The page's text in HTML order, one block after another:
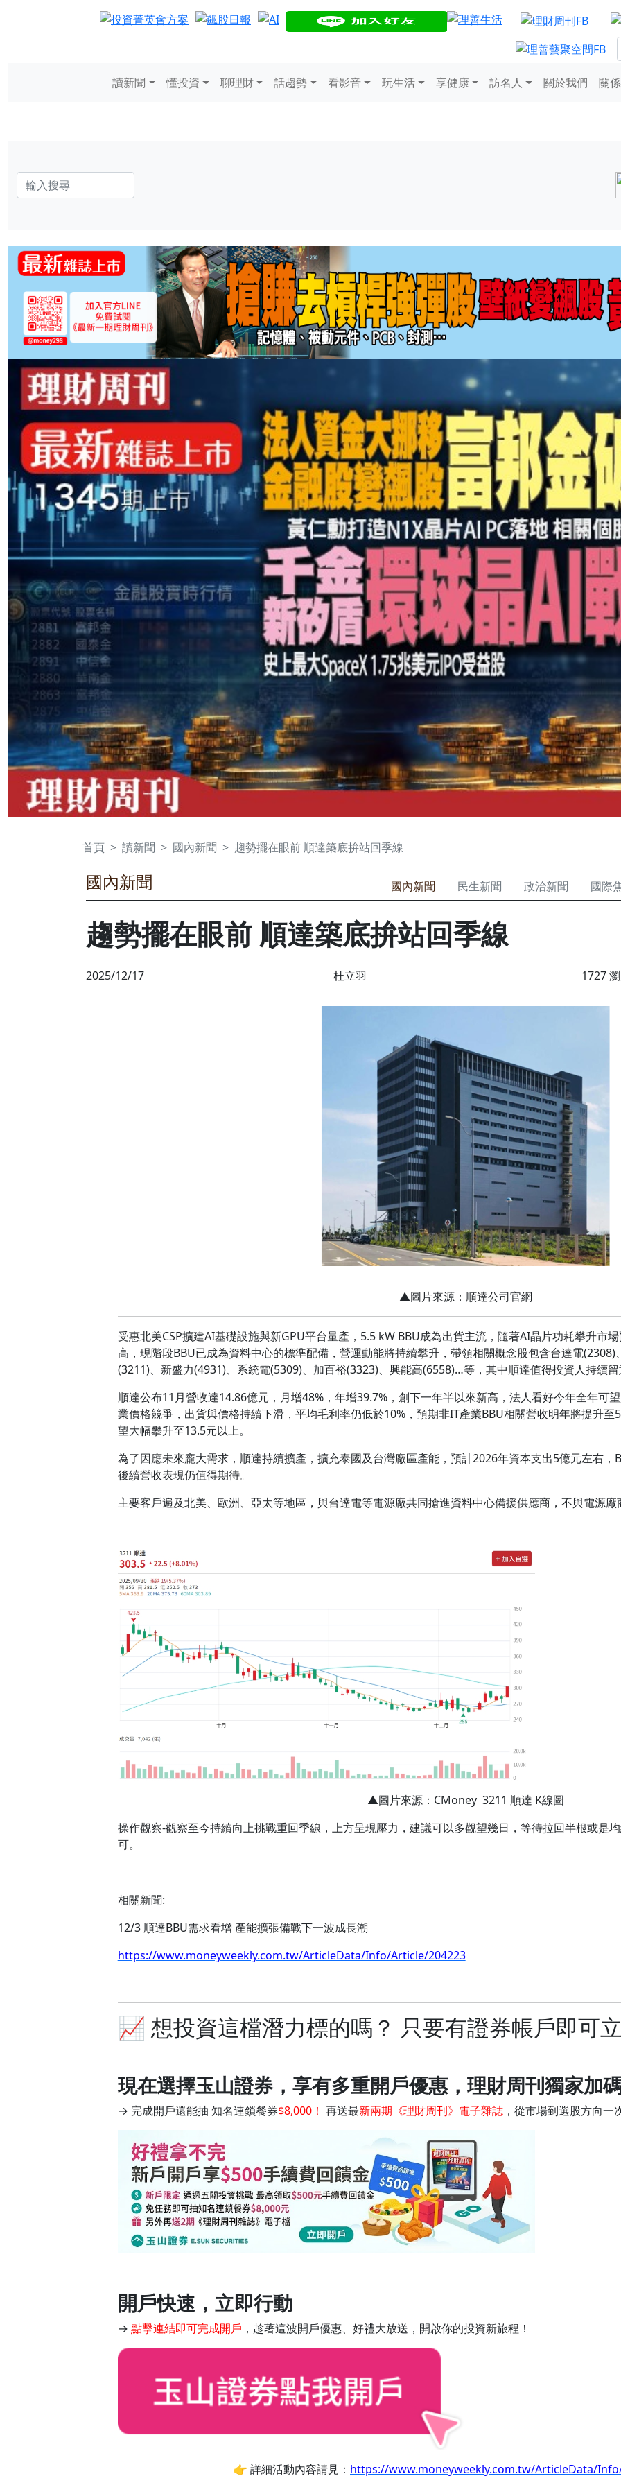
讀新聞 懂投資 聊理財 話趨勢 看影音 玩生活 享健康 訪名人 關於我們 關
首頁 讀新聞 國內新聞 趨勢擺在眼前 順達築底拚站回季線
國內新聞 國內新聞 民生新聞 政治新聞 國際
趨勢擺在眼前 順達築底拚站回季線
2025/12/17 杜立羽 1727
▲圖片來源：順達公司官網
受惠北美CSP擴建AI基礎設施與新GPU平台量產，5.5 kW BBU成為出貨主流，隨著AI晶片功耗攀升市
高，現階段BBU已成為資料中心的標準配備，營運動能將持續攀升，帶領相關概念股包含台達電(2308)
(3211)、新盛力(4931)、系統電(5309)、加百裕(3323)、興能高(6558)…等，其中順達值得投資人持續
順達公布11月營收達14.86億元，月增48%，年增39.7%，創下一年半以來新高，法人看好今年全年可
業價格競爭，出貨與價格持續下滑，平均毛利率仍低於10%，預期非IT產業BBU相關營收明年將提升
望大幅攀升至13.5元以上。
為了因應未來龐大需求，順達持續擴產，擴充泰國及台灣廠區產能，預計2026年資本支出5億元左右
後續營收表現仍值得期待。
主要客戶遍及北美、歐洲、亞太等地區，與台達電等電源廠共同搶進資料中心備援供應商，不與電源
▲圖片來源：CMoney 3211 順達 K線圖
操作觀察-觀察至今持續向上挑戰重回季線，上方呈現壓力，建議可以多觀望幾日，等待拉回半根或是
可。
相關新聞:
12/3 順達BBU需求看增 產能擴張備戰下一波成長潮
https://www.moneyweekly.com.tw/ArticleData/Info/Article/204223
📈 想投資這檔潛力標的嗎？ 只要有證券帳戶即可
現在選擇玉山證券，享有多重開戶優惠，理財周刊獨家加
→ 完成開戶還能抽 知名連鎖餐券$8,000！ 再送最新兩期《理財周刊》電子雜誌，從市場到選股方向一
開戶快速，立即行動
→ 點擊連結即可完成開戶 ，趁著這波開戶優惠、好禮大放送，開啟你的投資新旅程！
👉 詳細活動內容請見： https://www.moneyweekly.com.tw/ArticleData/